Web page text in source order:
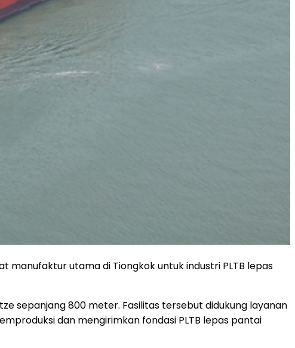
manufaktur utama di Tiongkok untuk industri PLTB lepas
sepanjang 800 meter. Fasilitas tersebut didukung layanan
dan mengirimkan fondasi PLTB lepas pantai